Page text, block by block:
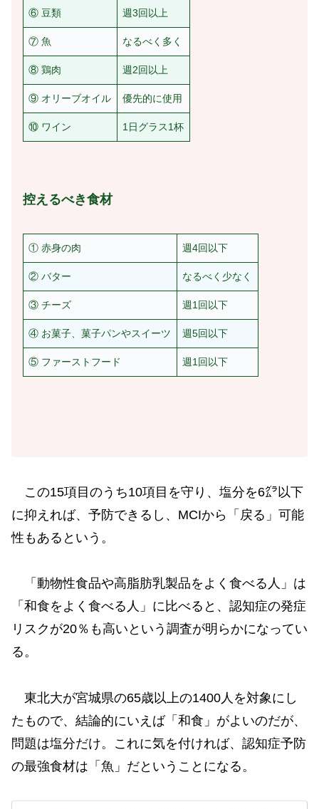
⑥ 豆類 週3回以上
⑦ 魚 なるべく多く
⑧ 鶏肉 週2回以上
⑨ オリーブオイル 優先的に使用
⑩ ワイン 1日グラス1杯
控えるべき食材
① 赤身の肉 週4回以下
② バター なるべく少なく
③ チーズ 週1回以下
④ お菓子、菓子パンやスイーツ 週5回以下
⑤ ファーストフード 週1回以下
この15項目のうち10項目を守り、塩分を6㌘以下
に抑えれば、予防できるし、MCIから「戻る」可能
性もあるという。
「動物性食品や高脂肪乳製品をよく食べる人」は
「和食をよく食べる人」に比べると、認知症の発症
リスクが20％も高いという調査が明らかになってい
る。
東北大が宮城県の65歳以上の1400人を対象にし
たもので、結論的にいえば「和食」がよいのだが、
問題は塩分だけ。これに気を付ければ、認知症予防
の最強食材は「魚」だということになる。